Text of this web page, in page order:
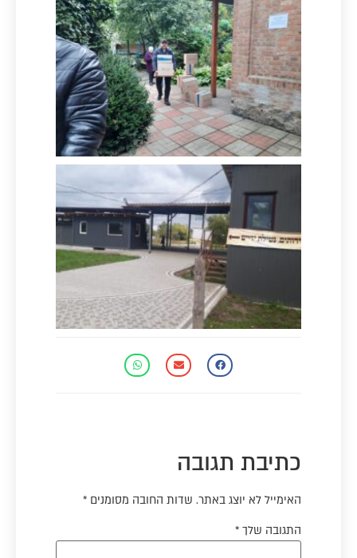
כתיבת תגובה
האימייל לא יוצג באתר. שדות החובה מסומנים *
התגובה שלך *